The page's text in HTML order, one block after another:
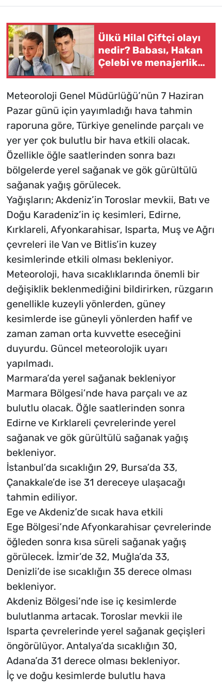
Ülkü Hilal Çiftçi olayı
nedir? Babası, Hakan
Çelebi ve menajerlik
Meteoroloji Genel Müdürlüğü’nün 7 Haziran
Pazar günü için yayımladığı hava tahmin
raporuna göre, Türkiye genelinde parçalı ve
yer yer çok bulutlu bir hava etkili olacak.
Özellikle öğle saatlerinden sonra bazı
bölgelerde yerel sağanak ve gök gürültülü
sağanak yağış görülecek.
Yağışların; Akdeniz’in Toroslar mevkii, Batı ve
Doğu Karadeniz’in iç kesimleri, Edirne,
Kırklareli, Afyonkarahisar, Isparta, Muş ve Ağrı
çevreleri ile Van ve Bitlis’in kuzey
kesimlerinde etkili olması bekleniyor.
Meteoroloji, hava sıcaklıklarında önemli bir
değişiklik beklenmediğini bildirirken, rüzgarın
genellikle kuzeyli yönlerden, güney
kesimlerde ise güneyli yönlerden hafif ve
zaman zaman orta kuvvette eseceğini
duyurdu. Güncel meteorolojik uyarı
yapılmadı.
Marmara’da yerel sağanak bekleniyor
Marmara Bölgesi’nde hava parçalı ve az
bulutlu olacak. Öğle saatlerinden sonra
Edirne ve Kırklareli çevrelerinde yerel
sağanak ve gök gürültülü sağanak yağış
bekleniyor.
İstanbul’da sıcaklığın 29, Bursa’da 33,
Çanakkale’de ise 31 dereceye ulaşacağı
tahmin ediliyor.
Ege ve Akdeniz’de sıcak hava etkili
Ege Bölgesi’nde Afyonkarahisar çevrelerinde
öğleden sonra kısa süreli sağanak yağış
görülecek. İzmir’de 32, Muğla’da 33,
Denizli’de ise sıcaklığın 35 derece olması
bekleniyor.
Akdeniz Bölgesi’nde ise iç kesimlerde
bulutlanma artacak. Toroslar mevkii ile
Isparta çevrelerinde yerel sağanak geçişleri
öngörülüyor. Antalya’da sıcaklığın 30,
Adana’da 31 derece olması bekleniyor.
İç ve doğu kesimlerde bulutlu hava